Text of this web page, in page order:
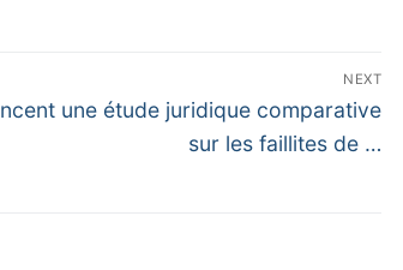
NEXT
une étude juridique comparative
sur les faillites de …